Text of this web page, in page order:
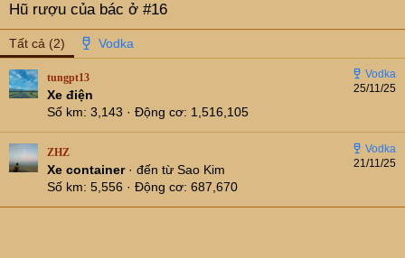
Hũ rượu của bác ở #16
Tất cả (2)
25/11/25
tungpt13
Xe điện
Số km 3,143 Động cơ 1,516,105
21/11/25
ZHZ
Xe container · đến từ Sao Kim
Số km 5,556 Động cơ 687,670